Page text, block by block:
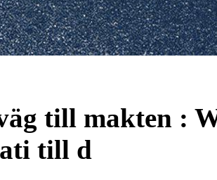
till makten :
till d